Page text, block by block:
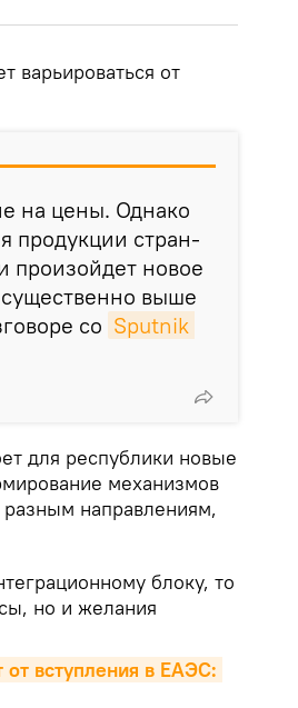
варьироваться от
на цены. Однако
продукции стран-
произойдет новое
существенно выше
со Sputnik
для республики новые
механизмов
разным направлениям,
блоку, то
но и желания
от вступления в ЕАЭС: